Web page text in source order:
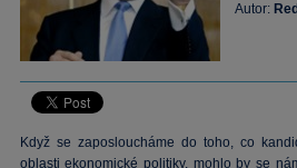
Autor:
Když se zaposloucháme do toho, co
oblasti ekonomické politiky, mohlo by se